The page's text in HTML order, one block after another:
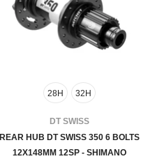
28H 32H
FOURNISSEUR:DT SWISS
REAR HUB DT SWISS 350 6 BOLTS
12X148MM 12SP - SHIMANO